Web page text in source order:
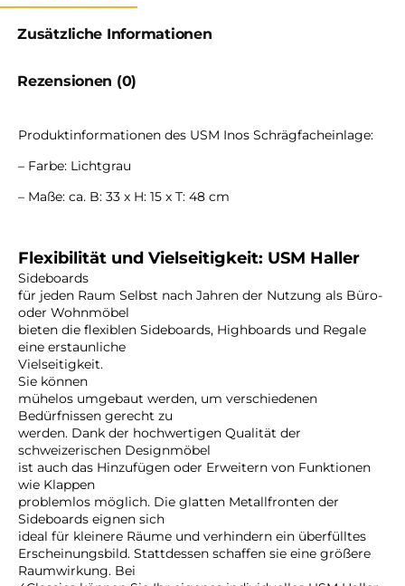
Zusätzliche Informationen
Rezensionen (0)
Produktinformationen des USM Inos Schrägfacheinlage:
– Farbe: Lichtgrau
– Maße: ca. B: 33 x H: 15 x T: 48 cm
Flexibilität und Vielseitigkeit: USM Haller
Sideboards
für jeden Raum Selbst nach Jahren der Nutzung als Büro-
oder Wohnmöbel
bieten die flexiblen Sideboards, Highboards und Regale
eine erstaunliche
Vielseitigkeit.
Sie können
mühelos umgebaut werden, um verschiedenen
Bedürfnissen gerecht zu
werden. Dank der hochwertigen Qualität der
schweizerischen Designmöbel
ist auch das Hinzufügen oder Erweitern von Funktionen
wie Klappen
problemlos möglich. Die glatten Metallfronten der
Sideboards eignen sich
ideal für kleinere Räume und verhindern ein überfülltes
Erscheinungsbild. Stattdessen schaffen sie eine größere
Raumwirkung. Bei